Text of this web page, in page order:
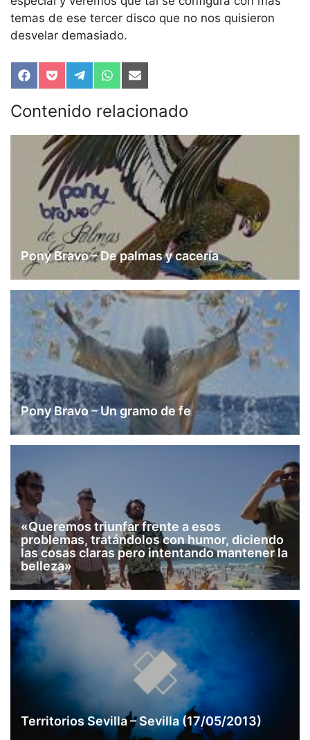
temas de ese tercer disco que no nos quisieron
desvelar demasiado.
Compartir
en
Facebook
Compartir
en
Pocket
Compartir
en
Telegram
Compartir
en
WhatsApp
Compartir
en
Email
Contenido relacionado
Pony Bravo – De palmas y cacería
Pony Bravo – Un gramo de fe
«Queremos triunfar frente a esos
problemas, tratándolos con humor, diciendo
las cosas claras pero intentando mantener la
belleza»
Territorios Sevilla – Sevilla (17/05/2013)